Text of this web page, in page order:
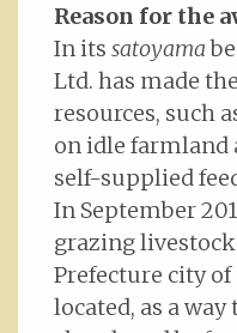
Reason for the
In its satoyama
Ltd. has made
resources, such
on idle farmland
self-supplied
In September
grazing
Prefecture city
located, as a